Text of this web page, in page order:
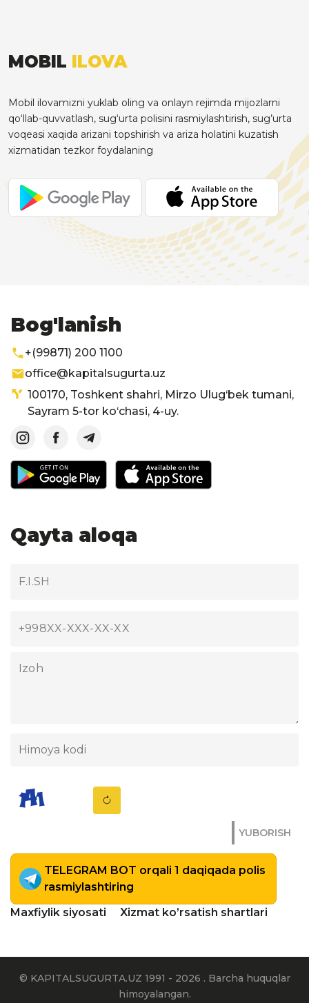
MOBIL ILOVA
Mobil ilovamizni yuklab oling va onlayn rejimda mijozlarni
qo‘llab-quvvatlash, sug‘urta polisini rasmiylashtirish, sug’urta
voqeasi xaqida arizani topshirish va ariza holatini kuzatish
xizmatidan tezkor foydalaning
Bog'lanish
+(99871) 200 1100
office@kapitalsugurta.uz
100170, Toshkent shahri, Mirzo Ulug‘bek tumani,
Sayram 5-tor ko‘chasi, 4-uy.
Qayta aloqa
YUBORISH
TELEGRAM BOT orqali 1 daqiqada polis
rasmiylashtiring
Maxfiylik siyosati
Xizmat ko’rsatish shartlari
© KAPITALSUGURTA.UZ 1991 - 2026 . Barcha huquqlar
himoyalangan.